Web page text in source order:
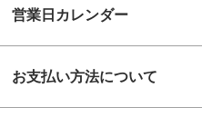
営業日カレンダー
お支払い方法について